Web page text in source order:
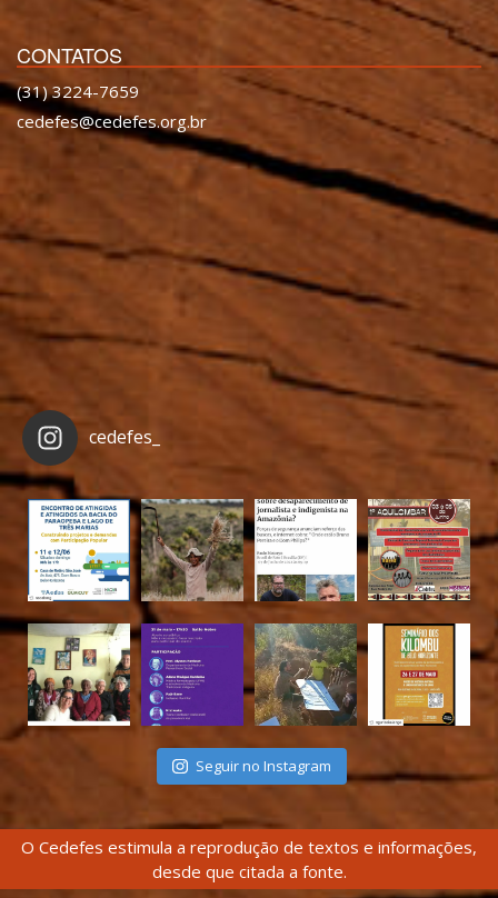
CONTATOS
(31) 3224-7659
cedefes@cedefes.org.br
cedefes_
Seguir no Instagram
O Cedefes estimula a reprodução de textos e informações,
desde que citada a fonte.